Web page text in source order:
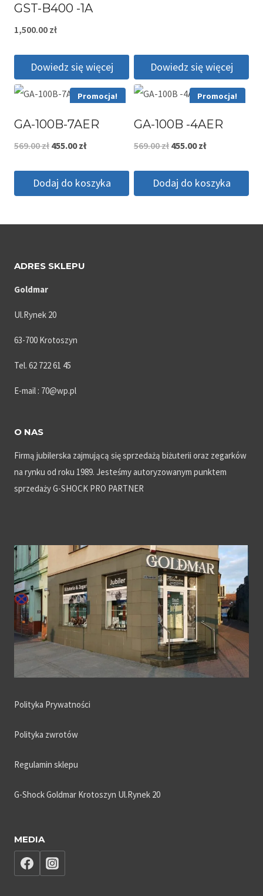
GST-B400 -1A
1,500.00 zł
Dowiedz się więcej Dowiedz się więcej
Promocja!
GA-100B-7AER
569.00zł Pierwotna
wynosiła:
455.00złAktualna
wynosi:
Dodaj do koszyka
Promocja!
GA-100B -4AER
569.00zł Pierwotna
wynosiła:
455.00złAktualna
wynosi:
Dodaj do koszyka
ADRES SKLEPU
Goldmar
Ul.Rynek 20
63-700 Krotoszyn
Tel. 62 722 61 45
E-mail : 70@wp.pl
O NAS
Firmą jubilerska zajmującą się sprzedażą biżuterii oraz zegarków
na rynku od roku 1989. Jesteśmy autoryzowanym punktem
sprzedaży G-SHOCK PRO PARTNER
Polityka Prywatności
Polityka zwrotów
Regulamin sklepu
G-Shock Goldmar Krotoszyn Ul.Rynek 20
MEDIA